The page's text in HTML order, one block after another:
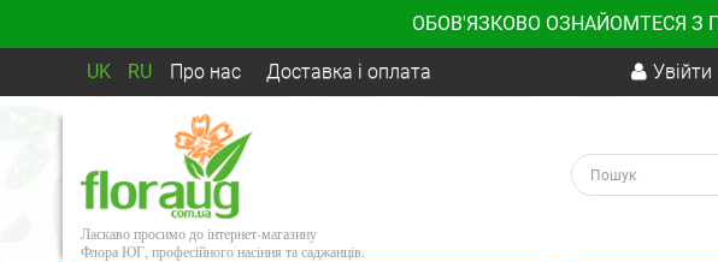
ОБОВ'ЯЗКОВО ОЗНАЙОМТЕСЯ З
UK RU Про нас Доставка і оплата Увійти
Ласкаво просимо до інтернет-магазину
Флора ЮГ, професійного насіння та саджанців.